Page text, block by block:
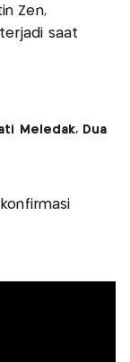
Zen,
saat
Meledak, Dua